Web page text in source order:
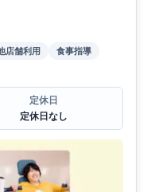
店舗利用
食事指導
定休日
定休日なし